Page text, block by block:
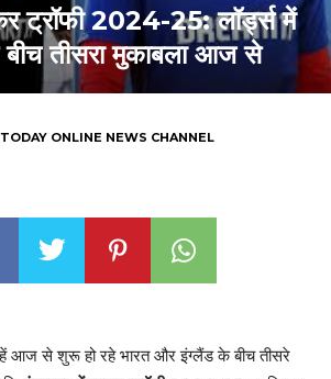
ट्रॉफी 2024-25: लॉर्ड्स में
तीसरा मुकाबला आज से
ONLINE NEWS CHANNEL
आज से शुरू हो रहे भारत और इंग्लैंड के बीच तीसरे